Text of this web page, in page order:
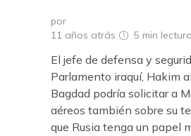
por
11 años atrás
5 min lectura
El jefe de defensa y
Parlamento iraquí, Hakim
Bagdad podría solicitar a
aéreos también sobre su
que Rusia tenga un papel